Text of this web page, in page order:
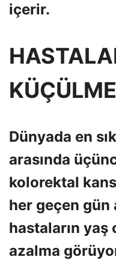
içerir.
Dünyada en
arasında
kolorektal
her geçen gün
hastaların yaş
azalma